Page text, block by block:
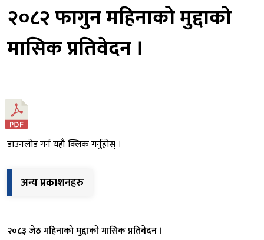
२०८२ फागुन महिनाको मुद्दाको
मासिक प्रतिवेदन ।
डाउनलोड गर्न यहाँ क्लिक गर्नुहोस् ।
अन्य प्रकाशनहरु
२०८३ जेठ महिनाको मुद्दाको मासिक प्रतिवेदन ।